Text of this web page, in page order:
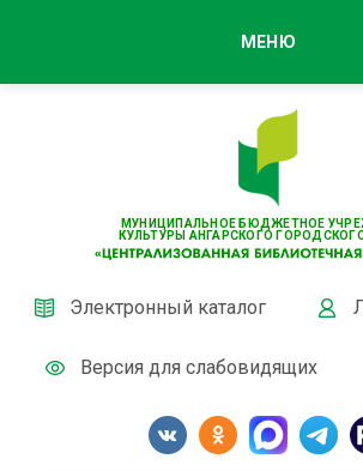
МУНИЦИПАЛЬНОЕ БЮДЖЕТНОЕ
КУЛЬТУРЫ АНГАРСКОГО
Электронный каталог
Версия для слабовидящих
МЕНЮ